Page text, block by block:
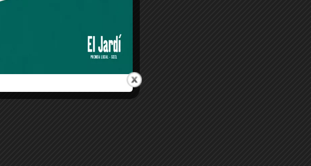
ser un
vostres
Aquest
moment
tots els correus.